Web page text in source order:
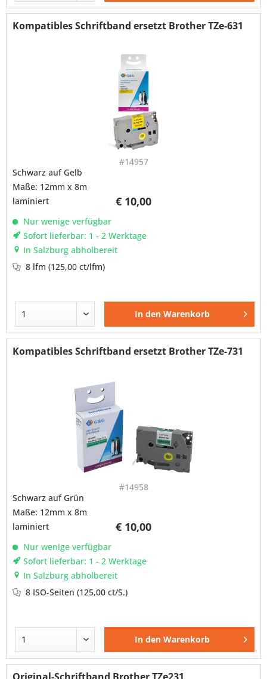
Kompatibles Schriftband ersetzt Brother TZe-631
#14957
€ 10,00
Schwarz auf Gelb
Maße: 12mm x 8m
laminiert
Nur wenige verfügbar
Sofort lieferbar: 1 - 2 Werktage
In Salzburg abholbereit
8 lfm(125,00 ct/lfm)
In den Warenkorb
Kompatibles Schriftband ersetzt Brother TZe-731
#14958
€ 10,00
Schwarz auf Grün
Maße: 12mm x 8m
laminiert
Nur wenige verfügbar
Sofort lieferbar: 1 - 2 Werktage
In Salzburg abholbereit
8 ISO-Seiten(125,00 ct/S.)
In den Warenkorb